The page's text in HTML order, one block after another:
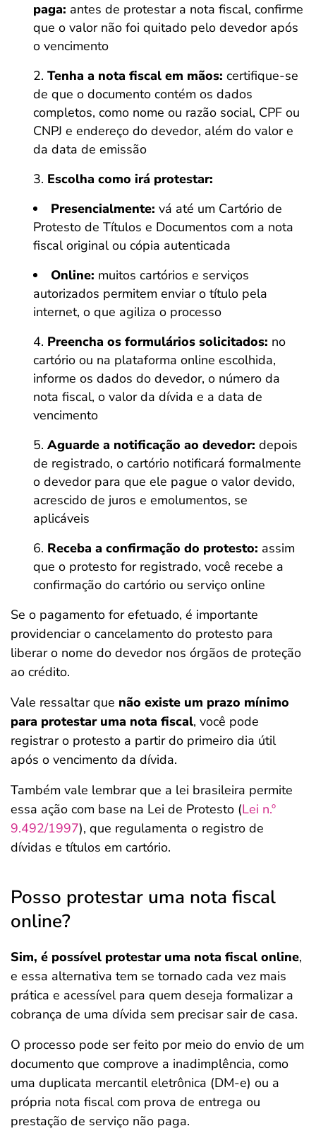
paga: antes de protestar a nota fiscal, confirme
que o valor não foi quitado pelo devedor após
o vencimento
Tenha a nota fiscal em mãos: certifique-se
de que o documento contém os dados
completos, como nome ou razão social, CPF ou
CNPJ e endereço do devedor, além do valor e
da data de emissão
Escolha como irá protestar:
Presencialmente: vá até um Cartório de
Protesto de Títulos e Documentos com a nota
fiscal original ou cópia autenticada
Online: muitos cartórios e serviços
autorizados permitem enviar o título pela
internet, o que agiliza o processo
Preencha os formulários solicitados: no
cartório ou na plataforma online escolhida,
informe os dados do devedor, o número da
nota fiscal, o valor da dívida e a data de
vencimento
Aguarde a notificação ao devedor: depois
de registrado, o cartório notificará formalmente
o devedor para que ele pague o valor devido,
acrescido de juros e emolumentos, se
aplicáveis
Receba a confirmação do protesto: assim
que o protesto for registrado, você recebe a
confirmação do cartório ou serviço online
Se o pagamento for efetuado, é importante
providenciar o cancelamento do protesto para
liberar o nome do devedor nos órgãos de proteção
ao crédito.
Vale ressaltar que não existe um prazo mínimo
para protestar uma nota fiscal, você pode
registrar o protesto a partir do primeiro dia útil
após o vencimento da dívida.
Também vale lembrar que a lei brasileira permite
essa ação com base na Lei de Protesto (Lei n.º
9.492/1997), que regulamenta o registro de
dívidas e títulos em cartório.
Posso protestar uma nota fiscal
online?
Sim, é possível protestar uma nota fiscal online,
e essa alternativa tem se tornado cada vez mais
prática e acessível para quem deseja formalizar a
cobrança de uma dívida sem precisar sair de casa.
O processo pode ser feito por meio do envio de um
documento que comprove a inadimplência, como
uma duplicata mercantil eletrônica (DM-e) ou a
própria nota fiscal com prova de entrega ou
prestação de serviço não paga.